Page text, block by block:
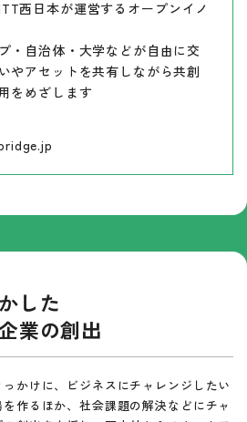
西日本が運営する オープンイノ
・自治体・大学などが自由に交
やアセットを共有しながら共創
をめざします
した
業の創出
かけに、ビジネスにチャレンジしたい
作るほか、社会課題の解決などにチャ